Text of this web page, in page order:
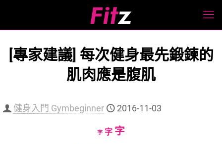
[專家建議] 每次健身最先鍛鍊的
肌肉應是腹肌
健身入門 Gymbeginner 2016-11-03
字Decrease
字Reset
字Increase